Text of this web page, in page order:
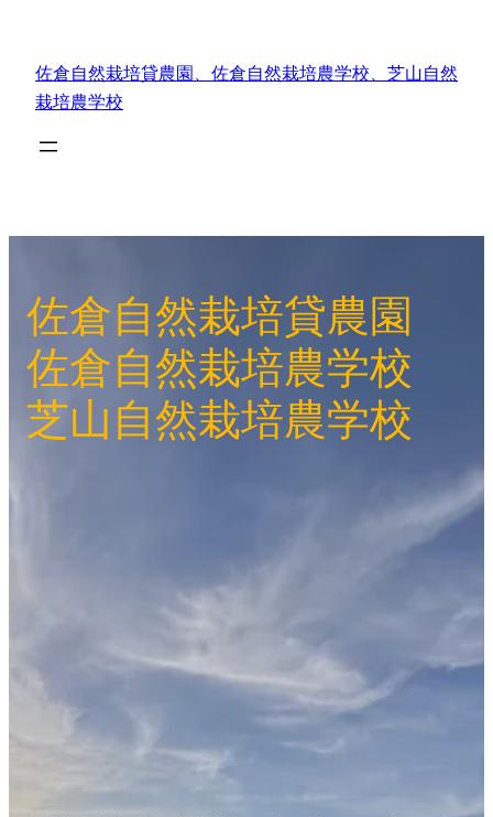
佐倉自然栽培貸農園、佐倉自然栽培農学校、芝山自然
栽培農学校
佐倉自然栽培貸農園
佐倉自然栽培農学校
芝山自然栽培農学校